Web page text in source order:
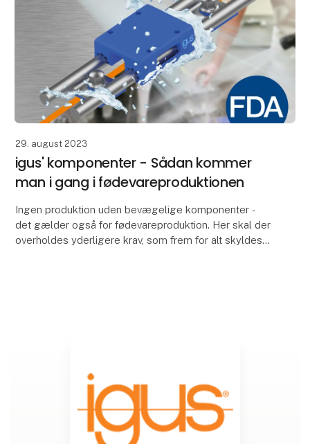
29. august 2023
igus' komponenter - Sådan kommer
man i gang i fødevareproduktionen
Ingen produktion uden bevægelige komponenter -
det gælder også for fødevareproduktion. Her skal der
overholdes yderligere krav, som frem for alt skyldes